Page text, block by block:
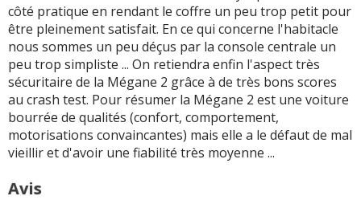
à bord de la Mégane 2)
Rayon de braquage
court (pratique pour les
manoeuvres en ville)
Nombre de rangements
généreux, une des
meilleures compactes à
ce niveau là
Toutes les autres qualités
RENAULT Megane 2
signalés
Fiabilité 5.7
+ d'infossur la notation
côté pratique en rendant le coffre un peu trop petit pour
être pleinement satisfait. En ce qui concerne l'habitacle
nous sommes un peu déçus par la console centrale un
peu trop simpliste ... On retiendra enfin l'aspect très
sécuritaire de la Mégane 2 grâce à de très bons scores
au crash test. Pour résumer la Mégane 2 est une voiture
bourrée de qualités (confort, comportement,
motorisations convaincantes) mais elle a le défaut de mal
vieillir et d'avoir une fiabilité très moyenne ...
Avis